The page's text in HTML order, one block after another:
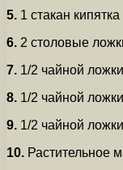
5. 1 стакан кипятка
6. 2 столовые
7. 1/2 чайной
8. 1/2 чайной
9. 1/2 чайной
10. Растительное